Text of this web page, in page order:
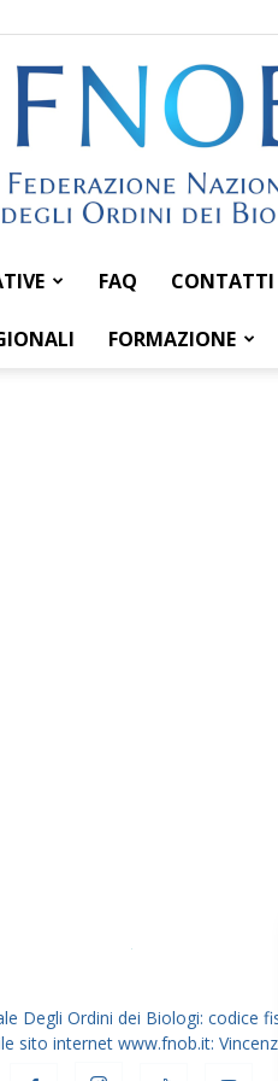
Federazione
dei
FAQ CONTATTI
FORMAZIONE
Degli Ordini dei Biologi: codice
sito internet www.fnob.it: